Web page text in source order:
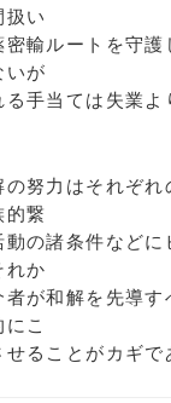
扱い
密輸ルートを守護
いが
る手当ては失業よ
努力はそれぞれ
的繋
の諸条件などに
れか
者が和解を先導
こ
ることがカギで